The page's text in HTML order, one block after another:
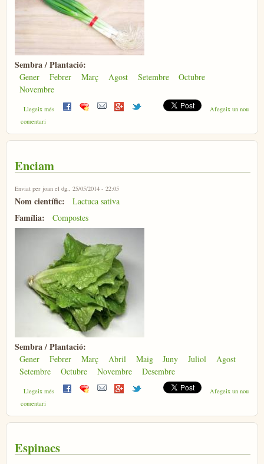
Sembra / Plantació:
Gener Febrer Març Agost Setembre
Octubre
Novembre
Llegeix més
sobre Porros
Afegeix un nou
comentari
Enciam
Enviat per joan el dg., 25/05/2014 - 22:05
Nom científic: Lactuca sativa
Família: Compostes
Sembra / Plantació:
Gener Febrer Març Abril Maig Juny Juliol
Agost
Setembre
Octubre Novembre Desembre
Llegeix més
sobre Enciam
Afegeix un nou
comentari
Espinacs